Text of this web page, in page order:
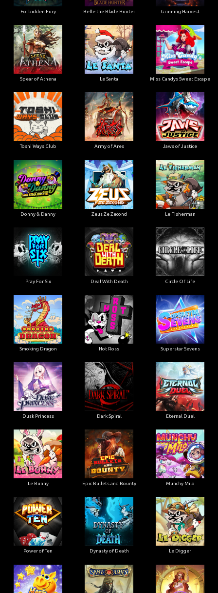
Forbidden Fury Belle the Blade Hunter Grinning Harvest
Spear of Athena Le Santa Miss Candys Sweet Escape
Toshi Ways Club Army of Ares Jaws of Justice
Donny & Danny Zeus Ze Zecond Le Fisherman
Pray For Six Deal With Death Circle Of Life
Smoking Dragon Hot Ross Superstar Sevens
Dusk Princess Dark Spiral Eternal Duel
Le Bunny Epic Bullets and Bounty Munchy Milo
Power of Ten Dynasty of Death Le Digger